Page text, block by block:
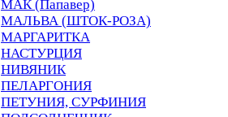
МАК (Папавер)
МАЛЬВА (ШТОК-РОЗА)
МАРГАРИТКА
НАСТУРЦИЯ
НИВЯНИК
ПЕЛАРГОНИЯ
ПЕТУНИЯ, СУРФИНИЯ